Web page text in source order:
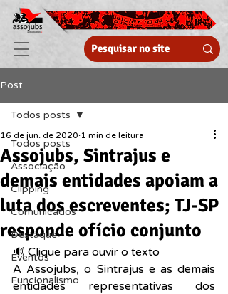
Post
Todos posts
Associação
Clipping
Comunicados
Destaque
Eventos
Funcionalismo
Todos posts
Assojubs, Sintrajus e
demais entidades apoiam a
luta dos escreventes; TJ-SP
responde ofício conjunto
16 de jun. de 2020 1 min de leitura
🔊 Clique para ouvir o texto
A Assojubs, o Sintrajus e as demais
entidades representativas dos